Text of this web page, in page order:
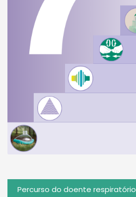
Percurso do doente respiratório